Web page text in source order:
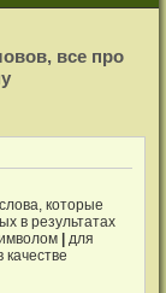
все про
которые
в результатах
для
качестве